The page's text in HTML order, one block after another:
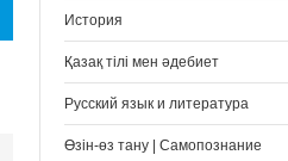
История
Қазақ тілі мен әдебиет
Русский язык и литература
Өзін-өз тану | Самопознание